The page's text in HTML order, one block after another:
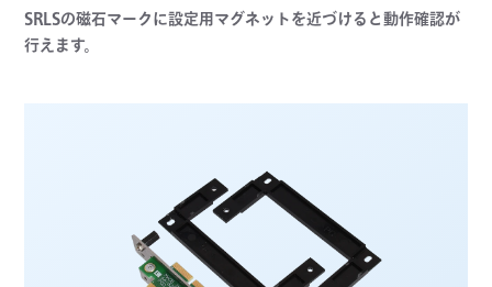
SRLSの磁石マークに設定用マグネットを近づけると動作確認が
行えます。